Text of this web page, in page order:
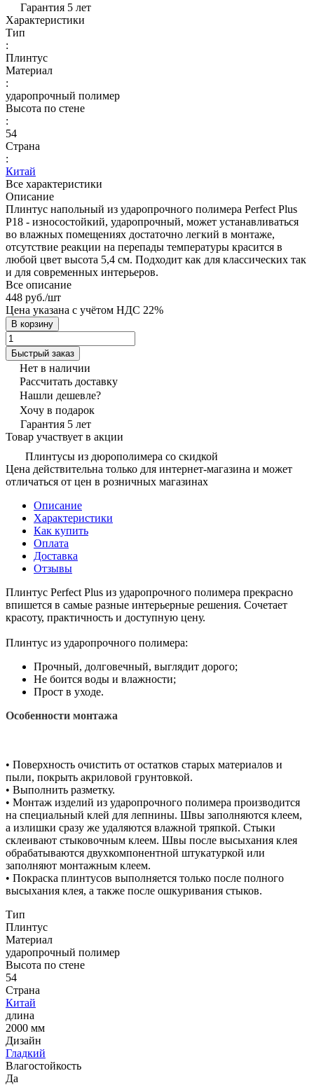
Гарантия 5 лет
Характеристики
Тип
:
Плинтус
Материал
:
ударопрочный полимер
Высота по стене
:
54
Страна
:
Китай
Все характеристики
Описание
Плинтус напольный из ударопрочного полимера Perfect Plus
P18 - износостойкий, ударопрочный, может устанавливаться
во влажных помещениях достаточно легкий в монтаже,
отсутствие реакции на перепады температуры красится в
любой цвет высота 5,4 см. Подходит как для классических так
и для современных интерьеров.
Все описание
448 руб./шт
Цена указана с учётом НДС 22%
В корзину
Быстрый заказ
Нет в наличии
Рассчитать доставку
Нашли дешевле?
Хочу в подарок
Гарантия 5 лет
Товар участвует в акции
Плинтусы из дюрополимера со скидкой
Цена действительна только для интернет-магазина и может
отличаться от цен в розничных магазинах
Описание
Характеристики
Как купить
Оплата
Доставка
Отзывы
Плинтус Perfect Plus из ударопрочного полимера прекрасно
впишется в самые разные интерьерные решения. Сочетает
красоту, практичность и доступную цену.
Плинтус из ударопрочного полимера:
Прочный, долговечный, выглядит дорого;
Не боится воды и влажности;
Прост в уходе.
Особенности монтажа
• Поверхность очистить от остатков старых материалов и
пыли, покрыть акриловой грунтовкой.
• Выполнить разметку.
• Монтаж изделий из ударопрочного полимера производится
на специальный клей для лепнины. Швы заполняются клеем,
а излишки сразу же удаляются влажной тряпкой. Стыки
склеивают стыковочным клеем. Швы после высыхания клея
обрабатываются двухкомпонентной штукатуркой или
заполняют монтажным клеем.
• Покраска плинтусов выполняется только после полного
высыхания клея, а также после ошкуривания стыков.
Тип
Плинтус
Материал
ударопрочный полимер
Высота по стене
54
Страна
Китай
длина
2000 мм
Дизайн
Гладкий
Влагостойкость
Да